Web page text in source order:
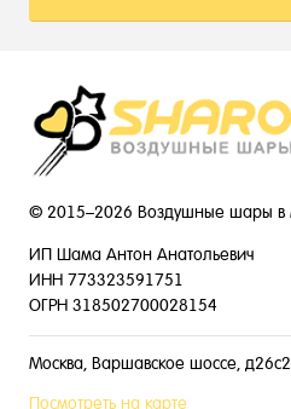
© 2015–2026 Воздушные шары в
ИП Шама Антон Анатольевич
ИНН 773323591751
ОГРН 318502700028154
Москва, Варшавское шоссе, д26с2
Посмотреть на карте